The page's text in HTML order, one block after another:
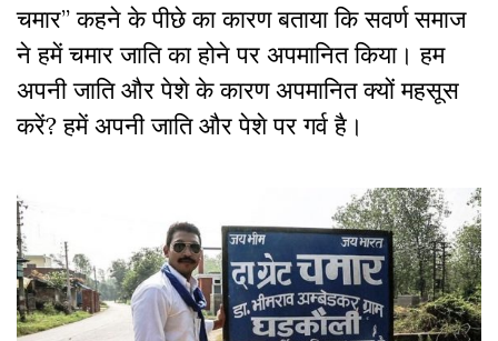
चमार” कहने के पीछे का कारण बताया कि सवर्ण समाज
ने हमें चमार जाति का होने पर अपमानित किया। हम
अपनी जाति और पेशे के कारण अपमानित क्यों महसूस
करें? हमें अपनी जाति और पेशे पर गर्व है।